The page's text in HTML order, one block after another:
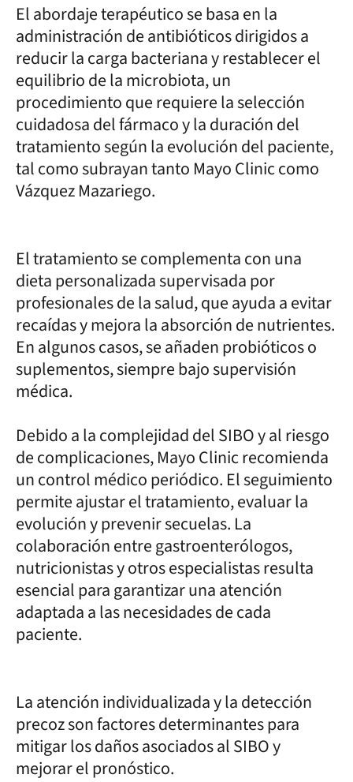
El abordaje terapéutico se basa en la
administración de antibióticos dirigidos a
reducir la carga bacteriana y restablecer el
equilibrio de la microbiota, un
procedimiento que requiere la selección
cuidadosa del fármaco y la duración del
tratamiento según la evolución del paciente,
tal como subrayan tanto Mayo Clinic como
Vázquez Mazariego.
El tratamiento se complementa con una
dieta personalizada supervisada por
profesionales de la salud, que ayuda a evitar
recaídas y mejora la absorción de nutrientes.
En algunos casos, se añaden probióticos o
suplementos, siempre bajo supervisión
médica.
Debido a la complejidad del SIBO y al riesgo
de complicaciones, Mayo Clinic recomienda
un control médico periódico. El seguimiento
permite ajustar el tratamiento, evaluar la
evolución y prevenir secuelas. La
colaboración entre gastroenterólogos,
nutricionistas y otros especialistas resulta
esencial para garantizar una atención
adaptada a las necesidades de cada
paciente.
La atención individualizada y la detección
precoz son factores determinantes para
mitigar los daños asociados al SIBO y
mejorar el pronóstico.